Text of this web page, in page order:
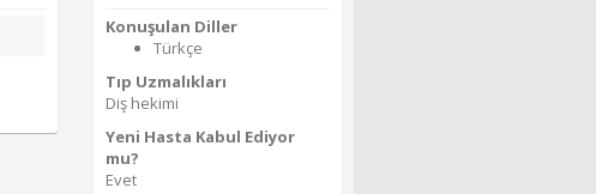
Konuşulan Diller
Türkçe
Tıp Uzmalıkları
Diş hekimi
Yeni Hasta Kabul Ediyor
mu?
Evet